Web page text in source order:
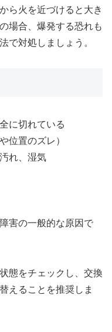
ら火を近づけると大き
場合、爆発する恐れも
で対処しましょう。
に切れている
位置のズレ）
れ、湿気
害の一般的な原因で
態をチェックし、交換
えることを推奨しま